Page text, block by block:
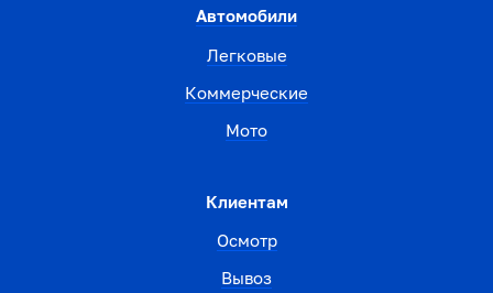
Автомобили
Легковые
Коммерческие
Мото
Клиентам
Осмотр
Вывоз